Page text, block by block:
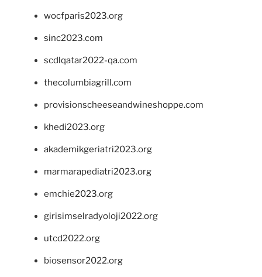
wocfparis2023.org
sinc2023.com
scdlqatar2022-qa.com
thecolumbiagrill.com
provisionscheeseandwineshoppe.com
khedi2023.org
akademikgeriatri2023.org
marmarapediatri2023.org
emchie2023.org
girisimselradyoloji2022.org
utcd2022.org
biosensor2022.org